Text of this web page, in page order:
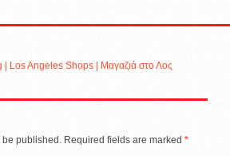
Los Angeles Shops | Μαγαζιά στο Λος
be published. Required fields are marked *